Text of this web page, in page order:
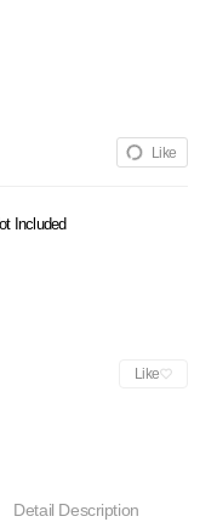
Like
Included
Like
Detail Description